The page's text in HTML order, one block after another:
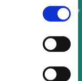
e il
di